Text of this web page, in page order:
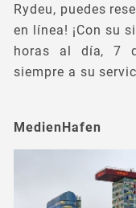
Rydeu, puedes
en línea! ¡Con su
horas al día, 7
siempre a su
MedienHafen